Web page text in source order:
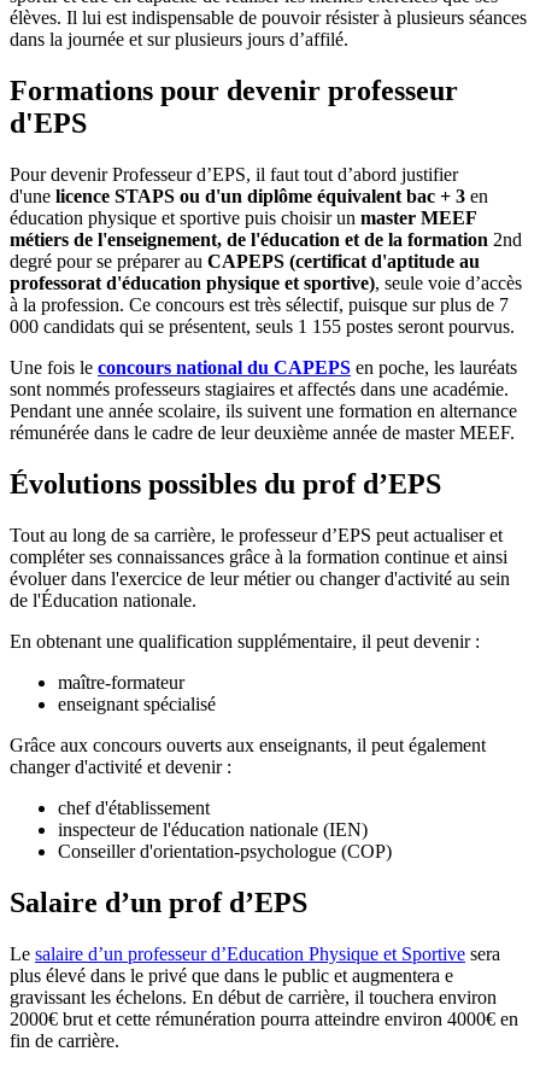
élèves. Il lui est indispensable de pouvoir résister à plusieurs séances
dans la journée et sur plusieurs jours d’affilé.
Formations pour devenir professeur
d'EPS
Pour devenir Professeur d’EPS, il faut tout d’abord justifier
d'une licence STAPS ou d'un diplôme équivalent bac + 3 en
éducation physique et sportive puis choisir un master MEEF
métiers de l'enseignement, de l'éducation et de la formation 2nd
degré pour se préparer au CAPEPS (certificat d'aptitude au
professorat d'éducation physique et sportive), seule voie d’accès
à la profession. Ce concours est très sélectif, puisque sur plus de 7
000 candidats qui se présentent, seuls 1 155 postes seront pourvus.
Une fois le concours national du CAPEPS en poche, les lauréats
sont nommés professeurs stagiaires et affectés dans une académie.
Pendant une année scolaire, ils suivent une formation en alternance
rémunérée dans le cadre de leur deuxième année de master MEEF.
Évolutions possibles du prof d’EPS
Tout au long de sa carrière, le professeur d’EPS peut actualiser et
compléter ses connaissances grâce à la formation continue et ainsi
évoluer dans l'exercice de leur métier ou changer d'activité au sein
de l'Éducation nationale.
En obtenant une qualification supplémentaire, il peut devenir :
maître-formateur
enseignant spécialisé
Grâce aux concours ouverts aux enseignants, il peut également
changer d'activité et devenir :
chef d'établissement
inspecteur de l'éducation nationale (IEN)
Conseiller d'orientation-psychologue (COP)
Salaire d’un prof d’EPS
Le salaire d’un professeur d’Education Physique et Sportive sera
plus élevé dans le privé que dans le public et augmentera e
gravissant les échelons. En début de carrière, il touchera environ
2000€ brut et cette rémunération pourra atteindre environ 4000€ en
fin de carrière.